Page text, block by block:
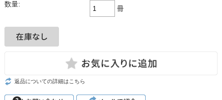
数量:
冊
返品についての詳細はこちら